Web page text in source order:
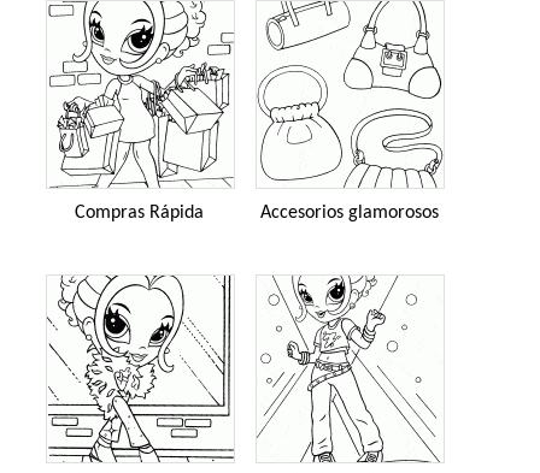
Compras Rápida Accesorios glamorosos